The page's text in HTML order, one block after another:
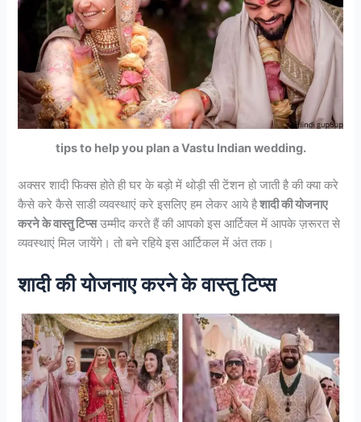
tips to help you plan a Vastu Indian wedding.
अक्सर शादी फिक्स होते ही घर के बड़ो में थोड़ी सी टेंशन हो जाती है की क्या करे
कैसे करे कैसे साडी व्यवस्थाएं करे इसलिए हम लेकर आये हैशादी की योजनाए
करने के वास्तु टिप्सउम्मीद करते हैं की आपको इस आर्टिक्ल में आपके ज़रूरत से
व्यवस्थाएं मिल जायेंगे। तो बने रहिये इस आर्टिकल में अंत तक।
शादी की योजनाए करने के वास्तु टिप्स